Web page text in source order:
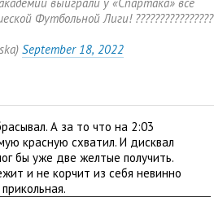
Футбольной Лиги! ????????????????
September 18, 2022
А за то что на 2:03
красную схватил. И дисквал
бы уже две желтые получить.
и не корчит из себя невинно